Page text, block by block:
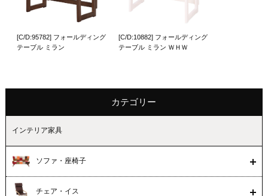
[C/D:95782] フォールディング
テーブル ミラン
[C/D:10882] フォールディング
テーブル ミラン ＷＨＷ
カテゴリー
インテリア家具
ソファ・座椅子
チェア・イス